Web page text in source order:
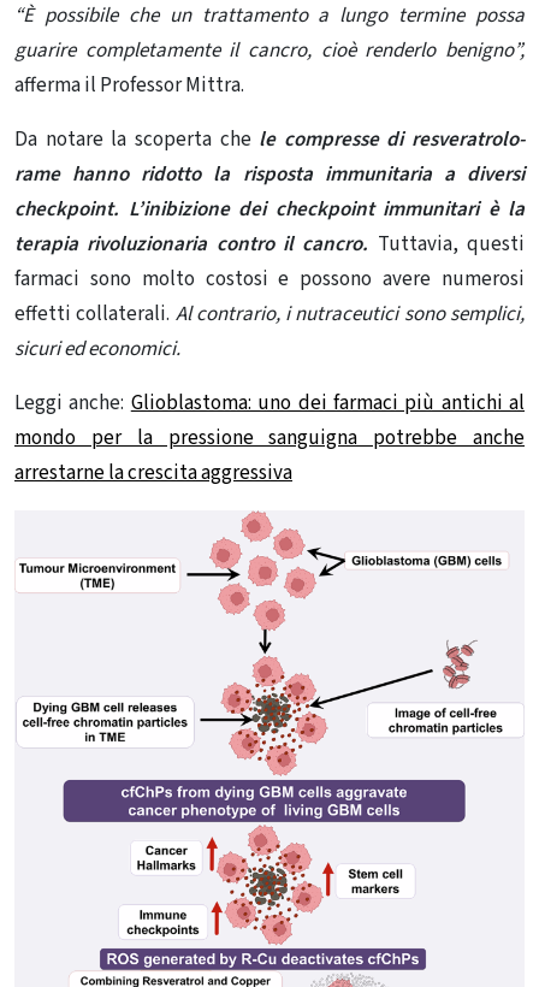
“È possibile che un trattamento a lungo termine possa
guarire completamente il cancro, cioè renderlo benigno”,
afferma il Professor Mittra.
Da notare la scoperta che le compresse di resveratrolo-
rame hanno ridotto la risposta immunitaria a diversi
checkpoint. L’inibizione dei checkpoint immunitari è la
terapia rivoluzionaria contro il cancro. Tuttavia, questi
farmaci sono molto costosi e possono avere numerosi
effetti collaterali. Al contrario, i nutraceutici sono semplici,
sicuri ed economici.
Leggi anche:Glioblastoma: uno dei farmaci più antichi al
mondo per la pressione sanguigna potrebbe anche
arrestarne la crescita aggressiva